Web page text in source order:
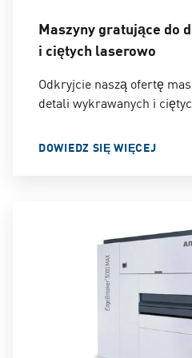
Maszyny gratujące do
i ciętych laserowo
Odkryjcie naszą ofertę
detali wykrawanych i
DOWIEDZ SIĘ WIĘCEJ